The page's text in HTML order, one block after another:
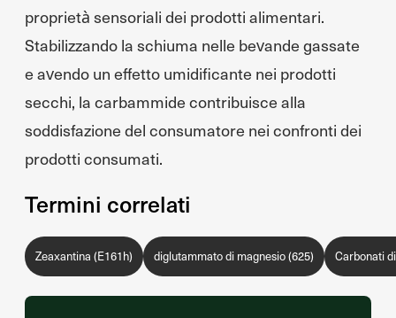
proprietà sensoriali dei prodotti alimentari.
Stabilizzando la schiuma nelle bevande gassate
e avendo un effetto umidificante nei prodotti
secchi, la carbammide contribuisce alla
soddisfazione del consumatore nei confronti dei
prodotti consumati.
Termini correlati
Zeaxantina (E161h) diglutammato di magnesio (625) Carbonati